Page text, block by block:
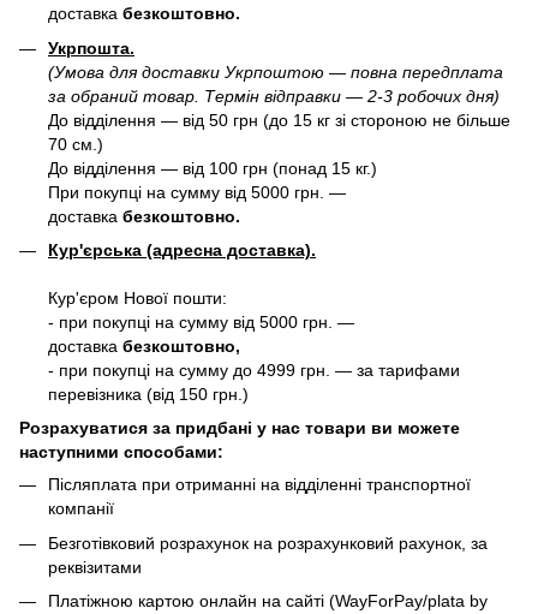
доставка безкоштовно.
Укрпошта.
(Умова для доставки Укрпоштою — повна передплата
за обраний товар. Термін відправки — 2-3 робочих дня)
До відділення — від 50 грн (до 15 кг зі стороною не більше
70 см.)
До відділення — від 100 грн (понад 15 кг.)
При покупці на сумму від 5000 грн. —
доставка безкоштовно.
Кур'єрська (адресна доставка).
Кур'єром Нової пошти:
- при покупці на сумму від 5000 грн. —
доставка безкоштовно,
- при покупці на сумму до 4999 грн. — за тарифами
перевізника (від 150 грн.)
Розрахуватися за придбані у нас товари ви можете
наступними способами:
Післяплата при отриманні на відділенні транспортної
компанії
Безготівковий розрахунок на розрахунковий рахунок, за
реквізитами
Платіжною картою онлайн на сайті (WayForPay/plata by